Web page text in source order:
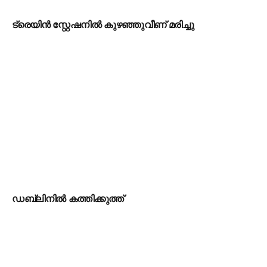
ട്രെയിൻ സ്റ്റേഷനിൽ കുഴഞ്ഞുവീണ് മരിച്ചു
ഡബ്ലിനിൽ കത്തിക്കുത്ത്